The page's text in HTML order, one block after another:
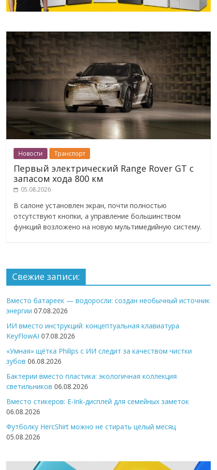
Новости Транспорт
Первый электрический Range Rover GT с
запасом хода 800 км
05.08.2026
В салоне установлен экран, почти полностью
отсутствуют кнопки, а управление большинством
функций возложено на новую мультимедийную систему.
Свежие записи:
Вместо батареек — водоросли: создан необычный источник
энергии 07.08.2026
ИИ вместо инструкций: концептуальная клавиатура
KeyFlowAI 07.08.2026
«Умная» щётка Philips с ИИ следит за качеством чистки
зубов 06.08.2026
Бактерии вместо пластика: экологичная коллекция
светильников 06.08.2026
Вместо стикеров: E-Ink-дисплей для семейных заметок
06.08.2026
Футболку HercShirt можно не стирать целый месяц
05.08.2026